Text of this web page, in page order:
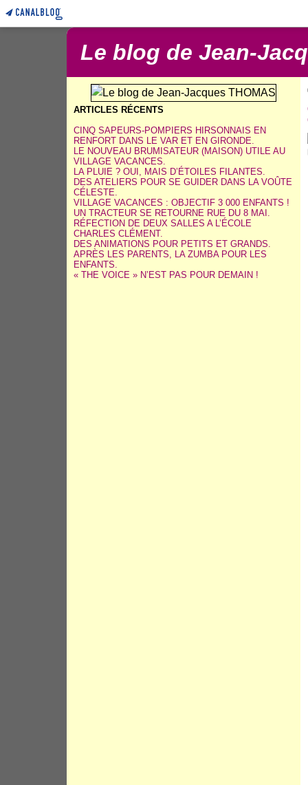
Le blog de Jean-
ARTICLES RÉCENTS
CINQ SAPEURS-POMPIERS HIRSONNAIS EN
RENFORT DANS LE VAR ET EN GIRONDE.
LE NOUVEAU BRUMISATEUR (MAISON) UTILE AU
VILLAGE VACANCES.
LA PLUIE ? OUI, MAIS D’ÉTOILES FILANTES.
DES ATELIERS POUR SE GUIDER DANS LA VOÛTE
CÉLESTE.
VILLAGE VACANCES : OBJECTIF 3 000 ENFANTS !
UN TRACTEUR SE RETOURNE RUE DU 8 MAI.
RÉFECTION DE DEUX SALLES A L’ÉCOLE
CHARLES CLÉMENT.
DES ANIMATIONS POUR PETITS ET GRANDS.
APRÈS LES PARENTS, LA ZUMBA POUR LES
ENFANTS.
« THE VOICE » N’EST PAS POUR DEMAIN !